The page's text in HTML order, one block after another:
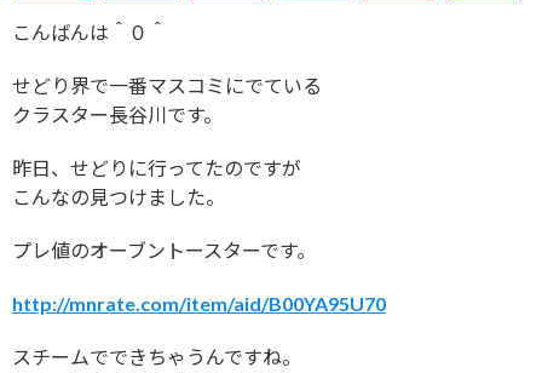
こんばんは＾０＾
せどり界で一番マスコミにでている
クラスター長谷川です。
昨日、せどりに行ってたのですが
こんなの見つけました。
プレ値のオーブントースターです。
http://mnrate.com/item/aid/B00YA95U70
スチームでできちゃうんですね。